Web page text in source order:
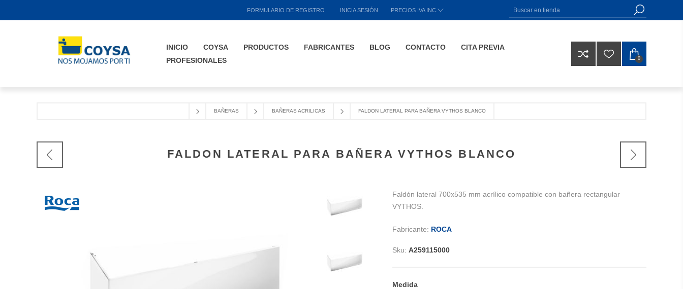
FORMULARIO DE REGISTRO INICIA SESIÓN PRECIOS IVA INC.
INICIO COYSA PRODUCTOS FABRICANTES BLOG CONTACTO
CITA PREVIA
PROFESIONALES
0
BAÑERAS BAÑERAS ACRILICAS FALDON LATERAL PARA BAÑERA VYTHOS BLANCO
FALDON LATERAL PARA BAÑERA VYTHOS BLANCO
Faldón lateral 700x535 mm acrílico compatible con bañera rectangular
VYTHOS.
Fabricante: ROCA
Sku: A259115000
Medida